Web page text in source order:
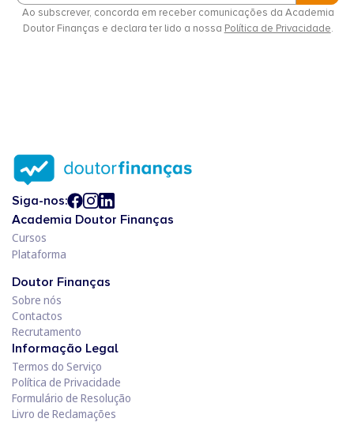
Ao subscrever, concorda em receber comunicações da Academia
Doutor Finanças e declara ter lido a nossa Política de Privacidade.
Siga-nos:
Academia Doutor Finanças
Cursos
Plataforma
Doutor Finanças
Sobre nós
Contactos
Recrutamento
Informação Legal
Termos do Serviço
Política de Privacidade
Formulário de Resolução
Livro de Reclamações